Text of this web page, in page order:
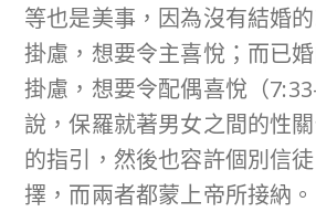
等也是美事，因為沒有結婚
掛慮，想要令主喜悅；而已
掛慮，想要令配偶喜悅（
說，保羅就著男女之間的性
的指引，然後也容許個別信
擇，而兩者都蒙上帝所接納。